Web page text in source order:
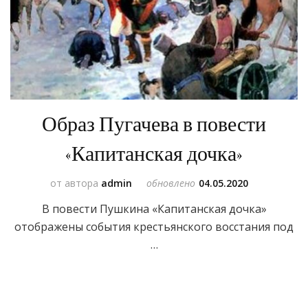
Образ Пугачева в повести
«Капитанская дочка»
от автора admin обновлено 04.05.2020
В повести Пушкина «Капитанская дочка»
отображены события крестьянского восстания под
…